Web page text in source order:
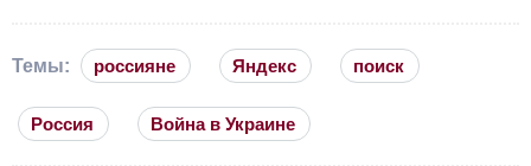
Темы: россияне Яндекс поиск
Россия Война в Украине